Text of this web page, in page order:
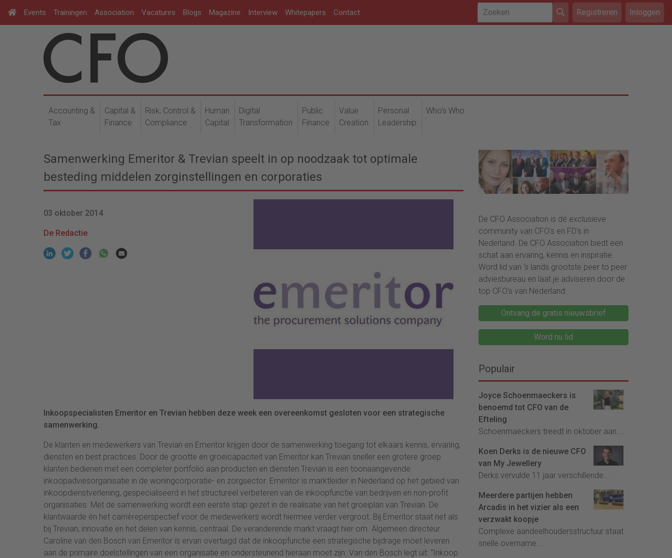
Events Trainingen Association Vacatures Blogs Magazine Interview Whitepapers Contact Registreren Inloggen
Accounting &
Tax
Capital &
Finance
Risk, Control &
Compliance
Human
Capital
Digital
Transformation
Public
Finance
Value
Creation
Personal
Leadership
Who's Who
Samenwerking Emeritor & Trevian speelt in op noodzaak tot optimale
besteding middelen zorginstellingen en corporaties
03 oktober 2014
De Redactie
Inkoopspecialisten Emeritor en Trevian hebben deze week een overeenkomst gesloten voor een strategische
samenwerking.
De klanten en medewerkers van Trevian en Emeritor krijgen door de samenwerking toegang tot elkaars kennis, ervaring,
diensten en best practices. Door de grootte en groeicapaciteit van Emeritor kan Trevian sneller een grotere groep
klanten bedienen met een completer portfolio aan producten en diensten.Trevian is een toonaangevende
inkoopadviesorganisatie in de woningcorporatie- en zorgsector. Emeritor is marktleider in Nederland op het gebied van
inkoopdienstverlening, gespecialiseerd in het structureel verbeteren van de inkoopfunctie van bedrijven en non-profit
organisaties. Met de samenwerking wordt een eerste stap gezet in de realisatie van het groeiplan van Trevian. De
klantwaarde én het carrièreperspectief voor de medewerkers wordt hiermee verder vergroot. Bij Emeritor staat net als
bij Trevian, innovatie en het delen van kennis, centraal. De veranderende markt vraagt hier om. Algemeen directeur
Caroline van den Bosch van Emeritor is ervan overtuigd dat de inkoopfunctie een strategische bijdrage moet leveren
aan de primaire doelstellingen van een organisatie en ondersteunend hieraan moet zijn. Van den Bosch legt uit: “Inkoop
De CFO Association is dé exclusieve
community van CFO's en FD's in
Nederland. De CFO Association biedt een
schat aan ervaring, kennis en inspiratie.
Word lid van ‘s lands grootste peer to peer
adviesbureau en laat je adviseren door de
top CFO's van Nederland.
Ontvang de gratis nieuwsbrief
Word nu lid
Populair
Joyce Schoenmaeckers is
benoemd tot CFO van de
Efteling
Schoenmaeckers treedt in oktober aan....
Koen Derks is de nieuwe CFO
van My Jewellery
Derks vervulde 11 jaar verschillende...
Meerdere partijen hebben
Arcadis in het vizier als een
verzwakt koopje
Complexe aandeelhoudersstructuur staat
snelle overname...